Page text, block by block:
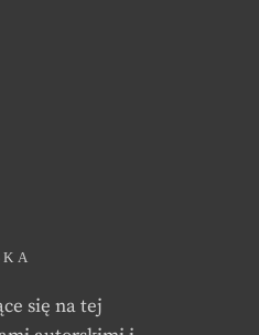
się na tej